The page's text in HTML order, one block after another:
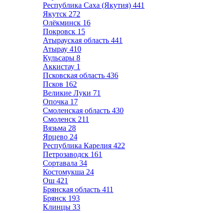
Республика Саха (Якутия) 441
Якутск 272
Олёкминск 16
Покровск 15
Атырауская область 441
Атырау 410
Кульсары 8
Аккистау 1
Псковская область 436
Псков 162
Великие Луки 71
Опочка 17
Смоленская область 430
Смоленск 211
Вязьма 28
Ярцево 24
Республика Карелия 422
Петрозаводск 161
Сортавала 34
Костомукша 24
Ош 421
Брянская область 411
Брянск 193
Клинцы 33